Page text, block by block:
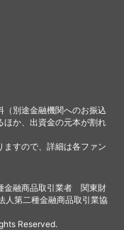
（別途金融機関へのお振込
ほか、出資金の元本が割れ
すので、詳細は各ファン
金融商品取引業者 関東財
第二種金融商品取引業協
Reserved.